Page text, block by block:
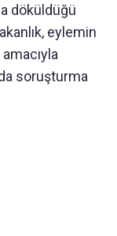
döküldüğü
eylemin
soruşturma